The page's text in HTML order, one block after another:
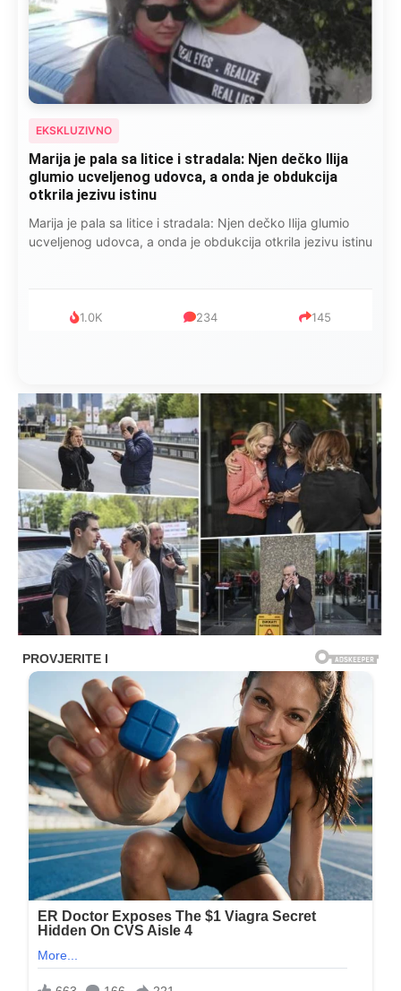
EKSKLUZIVNO
Kad se Marin suprug razbolio ona ga kupala,
pelene mu mijenjala: Jedno jutro je poslao po
čokoladu..
Kad se Marin suprug razbolio ona ga kupala, pelene mu
mijenjala: Jedno jutro je poslao po čokoladu..
999 321 234